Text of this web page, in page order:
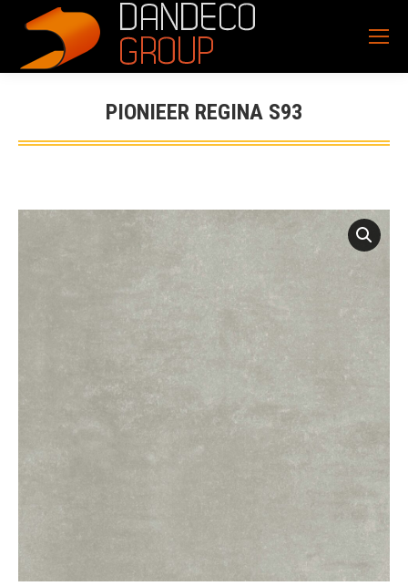
PIONIEER REGINA S93